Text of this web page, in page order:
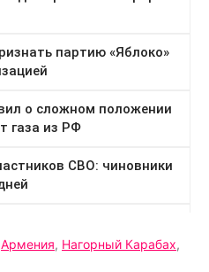
Армения, Нагорный Карабах,